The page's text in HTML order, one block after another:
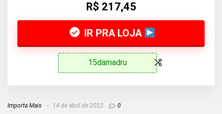
R$ 217,45
IR PRA LOJA
15damadru
Importa Mais 14 de abril de 2022 0